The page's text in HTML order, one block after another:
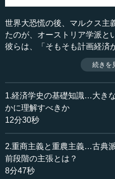
世界大恐慌の後、マルクス主
たのが、オーストリア学派と
彼らは、「そもそも計画経済
分や、その大きな弊害を鋭く
や技術革新の意義についても
いる。現代の経済学でも取り
について、ここでは大きくミ
ーターの3つの主張を取り上
要だが、しかし、彼らの恐慌
※インタビュアー：川上達史
収録日：2022年6月8日
追加日：2023年2月15日
カテゴリー：
金融・経済
≪全文≫
●ミーゼスが提起した「そ
続きを
1.経済学史の基礎知識…大き
かに理解すべきか
12分30秒
2.重商主義と重農主義…古典
前段階の主張とは？
8分47秒